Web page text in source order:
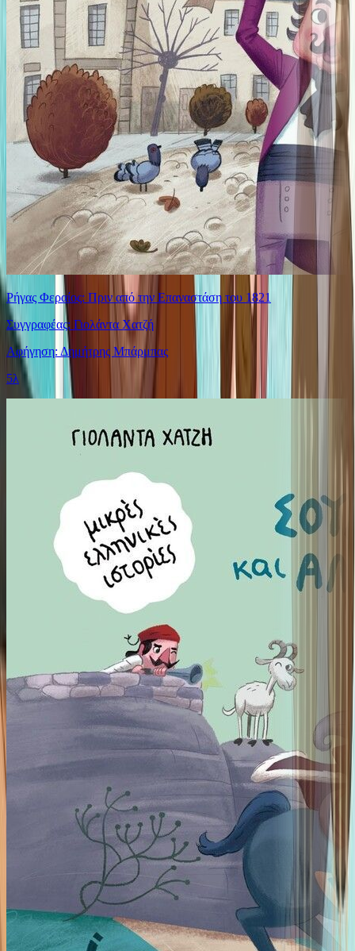
Ρήγας Φεραίος: Πριν από την Επαναστάση του 1821
Συγγραφέας: Γιολάντα Χατζή
Αφήγηση: Δημήτρης Μπάρμπας
5λ